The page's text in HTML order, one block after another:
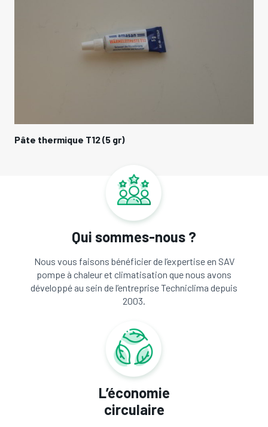
Pâte thermique T12 (5 gr)
Qui sommes-nous ?
Nous vous faisons bénéficier de l’expertise en SAV
pompe à chaleur et climatisation que nous avons
développé au sein de l’entreprise Techniclima depuis
2003.
L’économie
circulaire